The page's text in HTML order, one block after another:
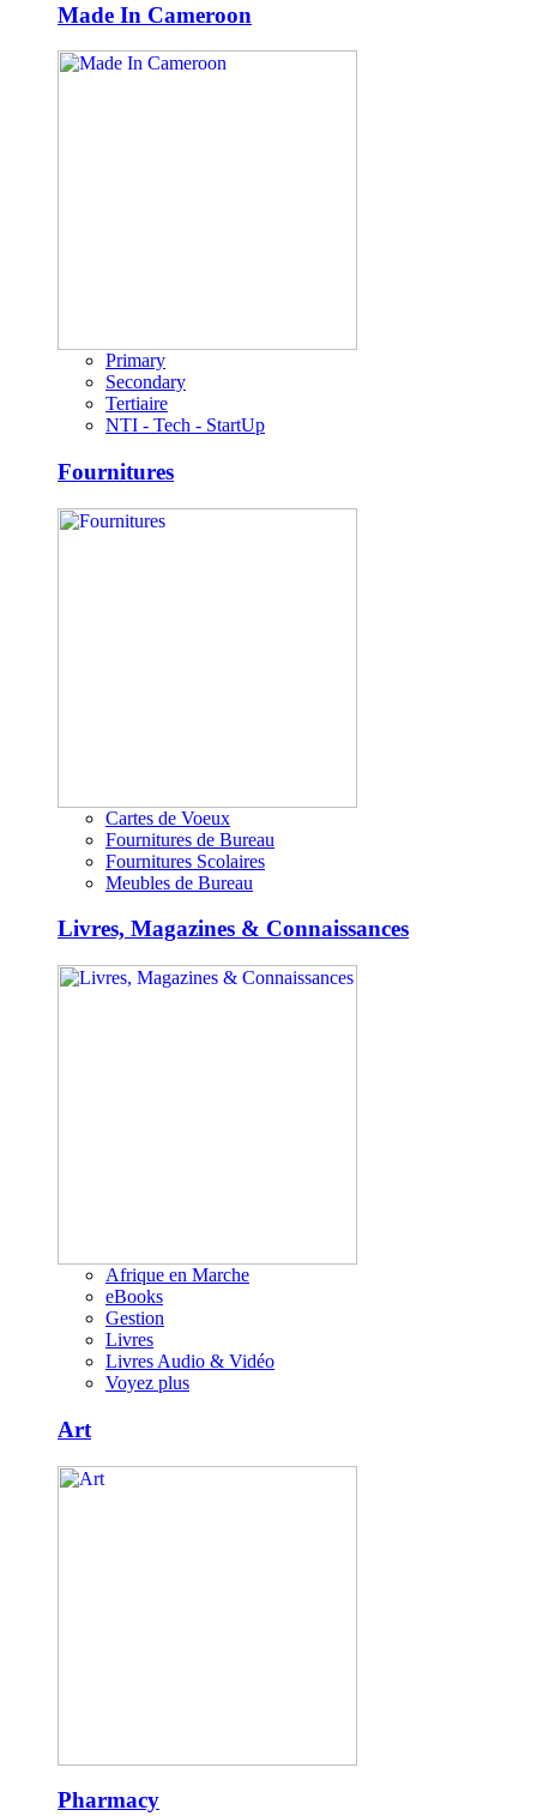
Made In Cameroon
Primary
Secondary
Tertiaire
NTI - Tech - StartUp
Fournitures
Cartes de Voeux
Fournitures de Bureau
Fournitures Scolaires
Meubles de Bureau
Livres, Magazines & Connaissances
Afrique en Marche
eBooks
Gestion
Livres
Livres Audio & Vidéo
Voyez plus
Art
Pharmacy